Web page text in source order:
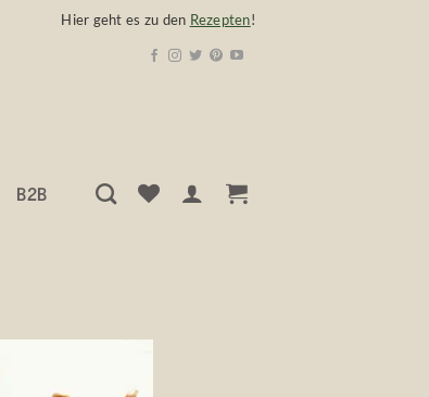
Hier geht es zu den Rezepten!
B2B